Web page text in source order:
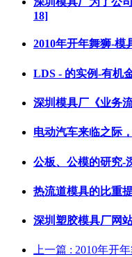
18]
2010年开年舞狮-模
LDS - 的实例-有机
深圳模具厂《业务
电动汽车来临之际
公板、公模的研究-
热流道模具的比重
深圳塑胶模具厂网
上一篇 : 2010年开